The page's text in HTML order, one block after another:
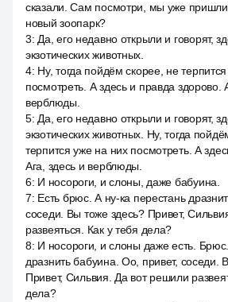
сказали. Сам посмотри, мы уже пришли.
новый зоопарк?
3: Да, его недавно открыли и говорят,
экзотических животных.
4: Ну, тогда пойдём скорее, не
посмотреть. А здесь и правда здорово.
верблюды.
5: Да, его недавно открыли и говорят,
экзотических животных. Ну, тогда
терпится уже на них посмотреть. А
Ага, здесь и верблюды.
6: И носороги, и слоны, даже бабуина.
7: Есть брюс. А ну-ка перестань
соседи. Вы тоже здесь? Привет,
развеяться. Как у тебя дела?
8: И носороги, и слоны даже есть.
дразнить бабуина. Оо, привет, соседи.
Привет, Сильвия. Да вот решили
дела?